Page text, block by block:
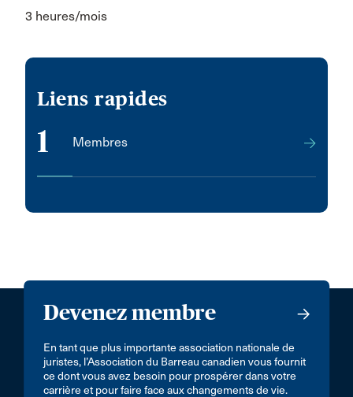
3 heures/mois
Liens rapides
1 Membres
Devenez membre
En tant que plus importante association nationale de
juristes, l’Association du Barreau canadien vous fournit
ce dont vous avez besoin pour prospérer dans votre
carrière et pour faire face aux changements de vie.